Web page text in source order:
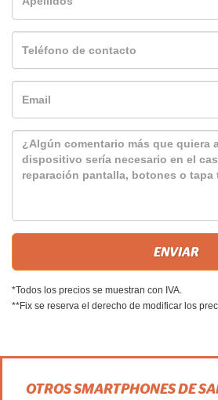
*Todos los precios se muestran con IVA.
**Fix se reserva el derecho de modificar los
OTROS SMARTPHONES DE